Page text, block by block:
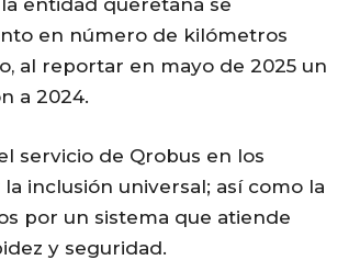
en número de kilómetros
al reportar en mayo de 2025 un
a 2024.
servicio de Qrobus en los
inclusión universal; así como la
por un sistema que atiende
y seguridad.